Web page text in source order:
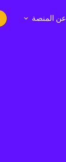
عن المنصة